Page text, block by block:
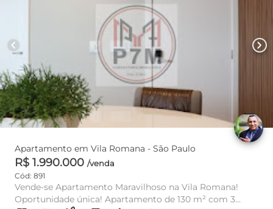
chevron_left chevron_right
Apartamento em Vila Romana - São Paulo
R$ 1.990.000 /venda
Cód: 891
Vende-se Apartamento Maravilhoso na Vila Romana!
Oportunidade única! Apartamento de 130 m² com 3